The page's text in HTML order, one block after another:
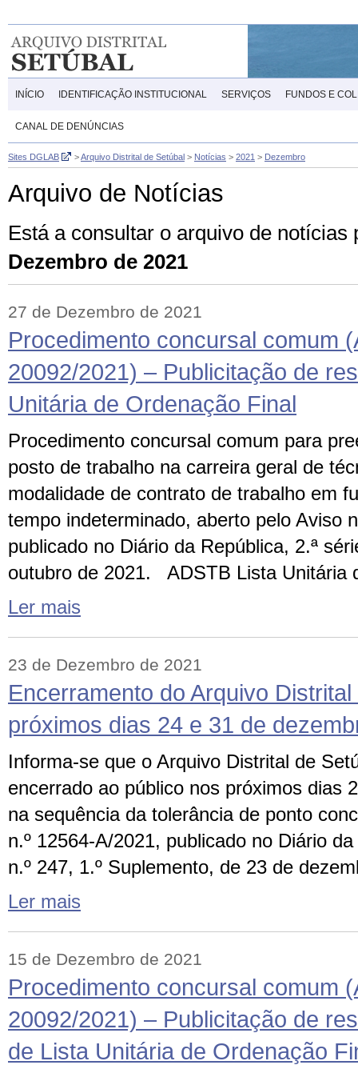
INÍCIO IDENTIFICAÇÃO INSTITUCIONAL SERVIÇOS FUNDOS E
CANAL DE DENÚNCIAS
Sites DGLAB >Arquivo Distrital de Setúbal > Notícias > 2021 > Dezembro
Arquivo de Notícias
Está a consultar o arquivo de notícias
Dezembro de 2021
27 de Dezembro de 2021
Procedimento concursal comum
20092/2021) – Publicitação de
Unitária de Ordenação Final
Procedimento concursal comum para
posto de trabalho na carreira geral de
modalidade de contrato de trabalho em
tempo indeterminado, aberto pelo Aviso
publicado no Diário da República, 2.ª
outubro de 2021. ADSTB Lista Unitária
Ler mais
23 de Dezembro de 2021
Encerramento do Arquivo
próximos dias 24 e 31 de
Informa-se que o Arquivo Distrital de
encerrado ao público nos próximos dias
na sequência da tolerância de ponto
n.º 12564-A/2021, publicado no Diário
n.º 247, 1.º Suplemento, de 23 de
Ler mais
15 de Dezembro de 2021
Procedimento concursal comum
20092/2021) – Publicitação de
de Lista Unitária de Ordenação